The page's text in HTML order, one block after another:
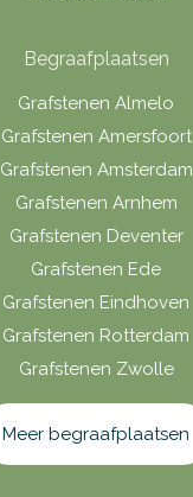
Begraafplaatsen
Grafstenen Almelo
Grafstenen Amersfoort
Grafstenen Amsterdam
Grafstenen Arnhem
Grafstenen Deventer
Grafstenen Ede
Grafstenen Eindhoven
Grafstenen Rotterdam
Grafstenen Zwolle
Meer begraafplaatsen